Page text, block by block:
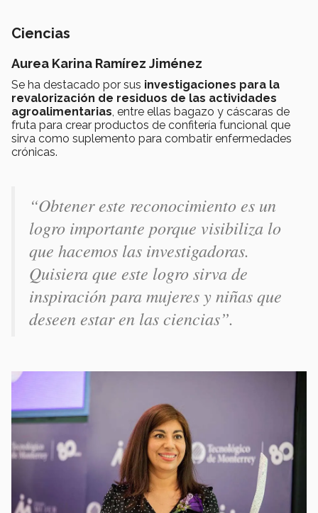
Ciencias
Aurea Karina Ramírez Jiménez
Se ha destacado por sus investigaciones para la
revalorización de residuos de las actividades
agroalimentarias, entre ellas bagazo y cáscaras de
fruta para crear productos de confitería funcional que
sirva como suplemento para combatir enfermedades
crónicas.
“Obtener este reconocimiento es un
logro importante porque visibiliza lo
que hacemos las investigadoras.
Quisiera que este logro sirva de
inspiración para mujeres y niñas que
deseen estar en las ciencias”.